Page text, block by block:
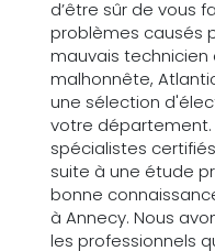
d’être sûr de vous
problèmes causés
mauvais technicien
malhonnête,
une sélection
votre
spécialistes
suite à une étude
bonne
à Annecy. Nous
les professionnels